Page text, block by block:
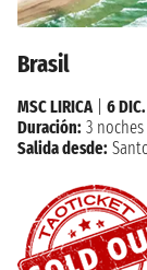
Brasil
MSC LIRICA| 6
Duración: 3 noches
Salida desde: